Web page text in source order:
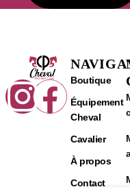
Boutique
Équipement
Cheval
Cavalier
À propos
Contact